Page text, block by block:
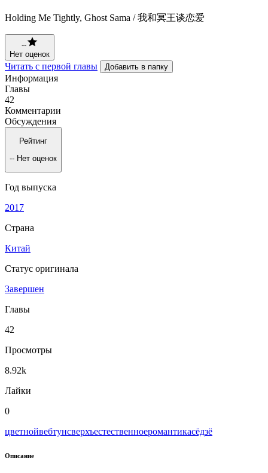
Holding Me Tightly, Ghost Sama / 我和冥王谈恋爱
--
Нет оценок
Читать с первой главы Добавить в папку
Информация
Главы
42
Комментарии
Обсуждения
Рейтинг
-- Нет оценок
Год выпуска
2017
Страна
Китай
Статус оригинала
Завершен
Главы
42
Просмотры
8.92k
Лайки
0
цветнойвeбтунсверхъестественноеромантикасёдзё
Описание